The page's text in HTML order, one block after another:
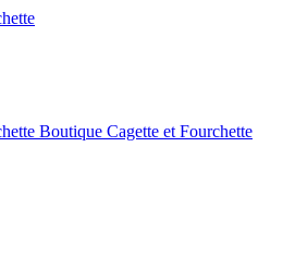
Boutique Cagette et Fourchette